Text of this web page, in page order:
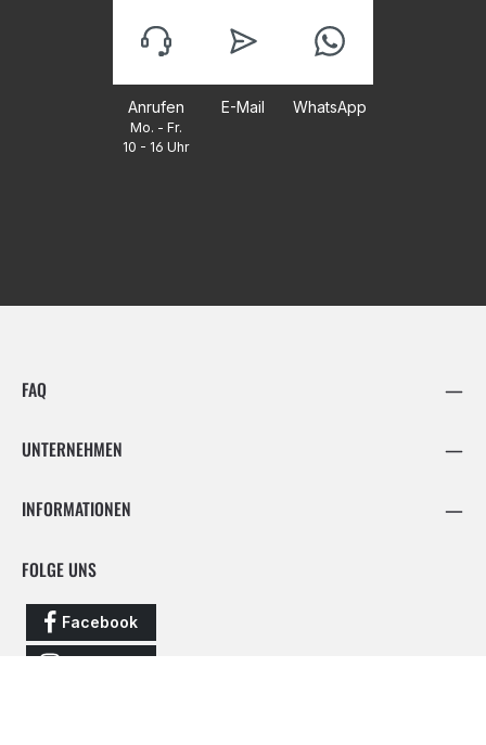
Anrufen
Mo. - Fr.
10 - 16 Uhr
E-Mail WhatsApp
FAQ
UNTERNEHMEN
INFORMATIONEN
FOLGE UNS
Facebook